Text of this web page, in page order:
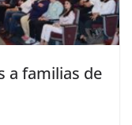
a familias de